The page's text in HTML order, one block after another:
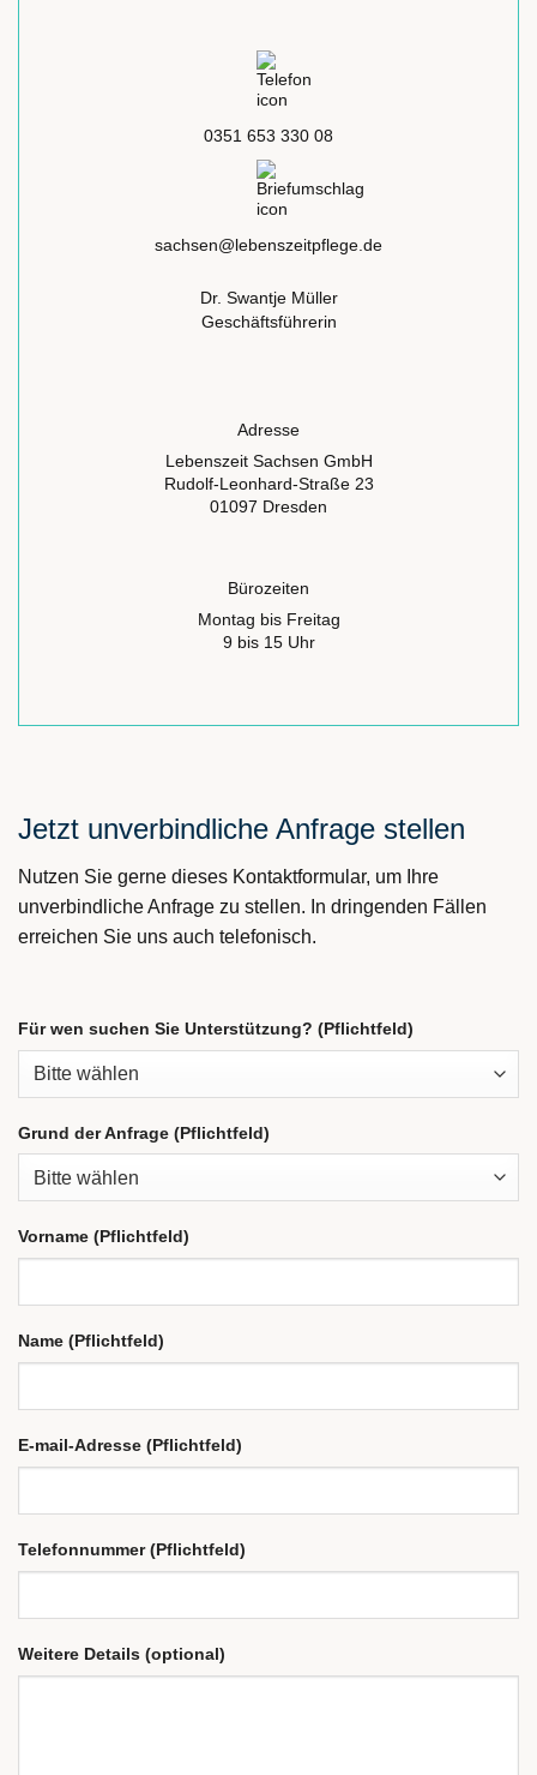
0351 653 330 08
sachsen@lebenszeitpflege.de
Dr. Swantje Müller
Geschäftsführerin
Adresse
Lebenszeit Sachsen GmbH
Rudolf-Leonhard-Straße 23
01097 Dresden
Bürozeiten
Montag bis Freitag
9 bis 15 Uhr
Jetzt unverbindliche Anfrage stellen
Nutzen Sie gerne dieses Kontaktformular, um Ihre
unverbindliche Anfrage zu stellen. In dringenden Fällen
erreichen Sie uns auch telefonisch.
Für wen suchen Sie Unterstützung? (Pflichtfeld)
Grund der Anfrage (Pflichtfeld)
Vorname (Pflichtfeld)
Name (Pflichtfeld)
E-mail-Adresse (Pflichtfeld)
Telefonnummer (Pflichtfeld)
Weitere Details (optional)